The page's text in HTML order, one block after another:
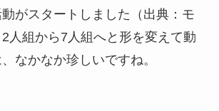
がスタートしました（出典：モ
人組から7人組へと形を変えて動
なかなか珍しいですね。